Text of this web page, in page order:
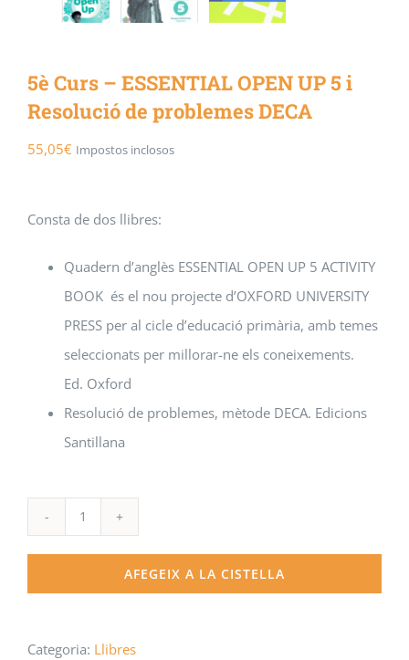
5è Curs – ESSENTIAL OPEN UP 5 i
Resolució de problemes DECA
55,05€ Impostos inclosos
Consta de dos llibres:
Quadern d’anglès ESSENTIAL OPEN UP 5 ACTIVITY
BOOK és el nou projecte d’OXFORD UNIVERSITY
PRESS per al cicle d’educació primària, amb temes
seleccionats per millorar-ne els coneixements.
Ed. Oxford
Resolució de problemes, mètode DECA. Edicions
Santillana
de
-
AFEGEIX A LA CISTELLA
Categoria: Llibres